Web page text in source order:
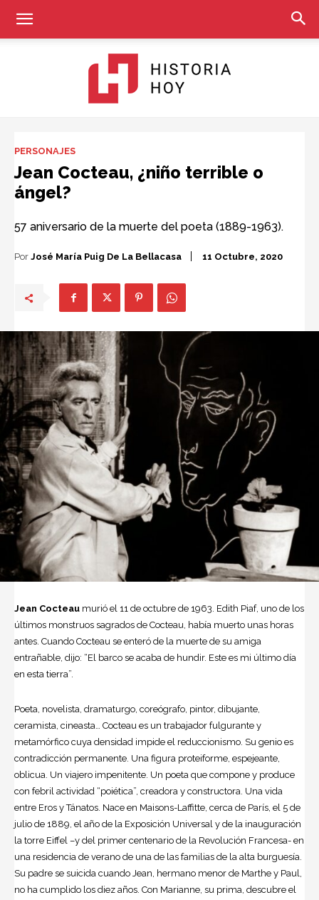
PERSONAJES
Jean Cocteau, ¿niño terrible o
ángel?
57 aniversario de la muerte del poeta (1889-1963).
Por José María Puig De La Bellacasa 11 Octubre, 2020
Jean Cocteau murió el 11 de octubre de 1963. Edith Piaf, uno de los
últimos monstruos sagrados de Cocteau, había muerto unas horas
antes. Cuando Cocteau se enteró de la muerte de su amiga
entrañable, dijo: “El barco se acaba de hundir. Este es mi último día
en esta tierra”.
Poeta, novelista, dramaturgo, coreógrafo, pintor, dibujante,
ceramista, cineasta… Cocteau es un trabajador fulgurante y
metamórfico cuya densidad impide el reduccionismo. Su genio es
contradicción permanente. Una figura proteiforme, espejeante,
oblicua. Un viajero impenitente. Un poeta que compone y produce
con febril actividad “poiética”, creadora y constructora. Una vida
entre Eros y Tánatos. Nace en Maisons-Laffitte, cerca de París, el 5 de
julio de 1889, el año de la Exposición Universal y de la inauguración
la torre Eiffel –y del primer centenario de la Revolución Francesa- en
una residencia de verano de una de las familias de la alta burguesía.
Su padre se suicida cuando Jean, hermano menor de Marthe y Paul,
no ha cumplido los diez años. Con Marianne, su prima, descubre el